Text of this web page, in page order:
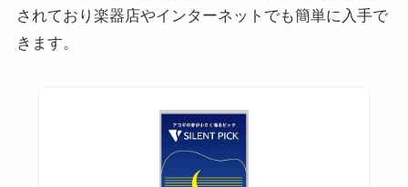
されており楽器店やインターネットでも簡単に入手で
きます。